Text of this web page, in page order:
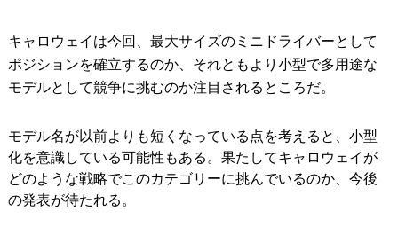
キャロウェイは今回、最大サイズのミニドライバーとして
ポジションを確立するのか、それともより小型で多用途な
モデルとして競争に挑むのか注目されるところだ。
モデル名が以前よりも短くなっている点を考えると、小型
化を意識している可能性もある。果たしてキャロウェイが
どのような戦略でこのカテゴリーに挑んでいるのか、今後
の発表が待たれる。